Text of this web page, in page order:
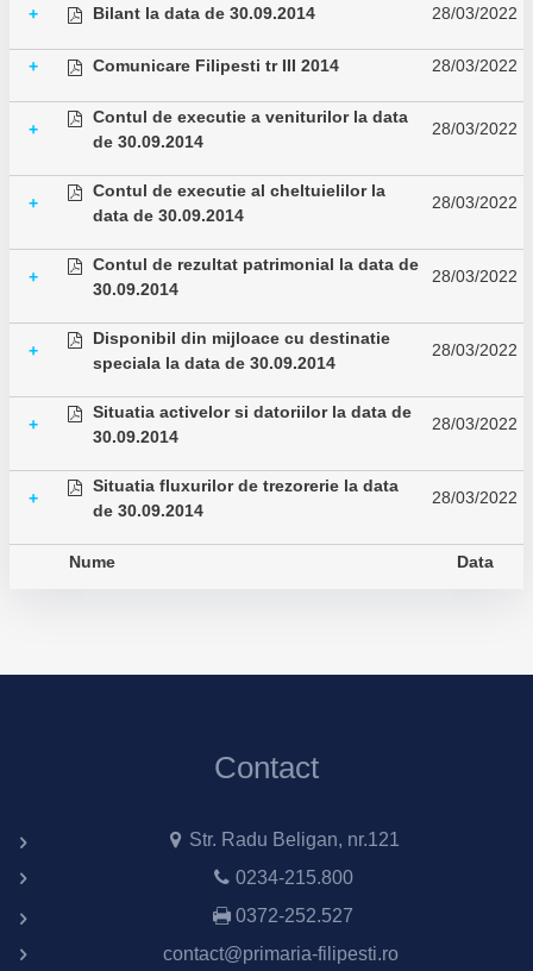
+ Bilant la data de 30.09.2014 28/03/2022
+ Comunicare Filipesti tr III 2014 28/03/2022
+
Contul de executie a veniturilor la data
de 30.09.2014
28/03/2022
+
Contul de executie al cheltuielilor la
data de 30.09.2014
28/03/2022
+
Contul de rezultat patrimonial la data de
30.09.2014
28/03/2022
+
Disponibil din mijloace cu destinatie
speciala la data de 30.09.2014
28/03/2022
+
Situatia activelor si datoriilor la data de
30.09.2014
28/03/2022
+
Situatia fluxurilor de trezorerie la data
de 30.09.2014
28/03/2022
Nume Data
Contact
Str. Radu Beligan, nr.121
0234-215.800
0372-252.527
contact@primaria-filipesti.ro